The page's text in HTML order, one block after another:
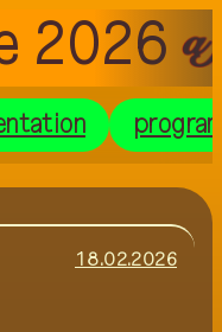
2026
EN
DE
18.02.2026